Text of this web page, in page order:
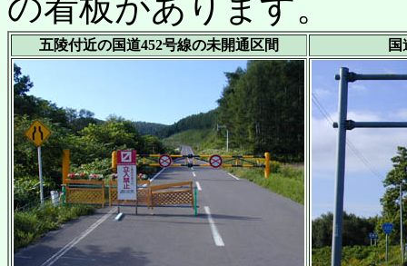
の看板があります。
五陵付近の国道452号線の未開通区間